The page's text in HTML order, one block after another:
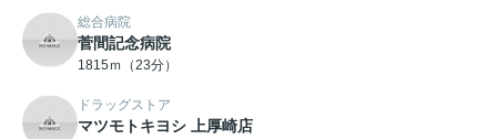
総合病院
菅間記念病院
1815ｍ（23分）
ドラッグストア
マツモトキヨシ 上厚崎店